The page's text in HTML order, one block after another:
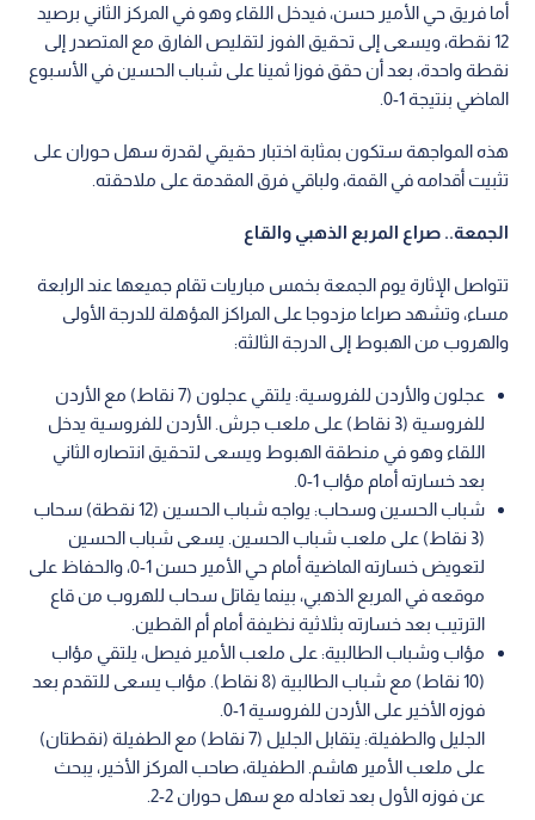
أما فريق حي الأمير حسن، فيدخل اللقاء وهو في المركز الثاني برصيد
12 نقطة، ويسعى إلى تحقيق الفوز لتقليص الفارق مع المتصدر إلى
نقطة واحدة، بعد أن حقق فوزا ثمينا على شباب الحسين في الأسبوع
الماضي بنتيجة 1-0.
هذه المواجهة ستكون بمثابة اختبار حقيقي لقدرة سهل حوران على
تثبيت أقدامه في القمة، ولباقي فرق المقدمة على ملاحقته.
الجمعة.. صراع المربع الذهبي والقاع
تتواصل الإثارة يوم الجمعة بخمس مباريات تقام جميعها عند الرابعة
مساء، وتشهد صراعا مزدوجا على المراكز المؤهلة للدرجة الأولى
والهروب من الهبوط إلى الدرجة الثالثة:
عجلون والأردن للفروسية: يلتقي عجلون (7 نقاط) مع الأردن
للفروسية (3 نقاط) على ملعب جرش. الأردن للفروسية يدخل
اللقاء وهو في منطقة الهبوط ويسعى لتحقيق انتصاره الثاني
بعد خسارته أمام مؤاب 1-0.
شباب الحسين وسحاب: يواجه شباب الحسين (12 نقطة) سحاب
(3 نقاط) على ملعب شباب الحسين. يسعى شباب الحسين
لتعويض خسارته الماضية أمام حي الأمير حسن 1-0، والحفاظ على
موقعه في المربع الذهبي، بينما يقاتل سحاب للهروب من قاع
الترتيب بعد خسارته بثلاثية نظيفة أمام أم القطين.
مؤاب وشباب الطالبية: على ملعب الأمير فيصل، يلتقي مؤاب
(10 نقاط) مع شباب الطالبية (8 نقاط). مؤاب يسعى للتقدم بعد
فوزه الأخير على الأردن للفروسية 1-0.
الجليل والطفيلة: يتقابل الجليل (7 نقاط) مع الطفيلة (نقطتان)
على ملعب الأمير هاشم. الطفيلة، صاحب المركز الأخير، يبحث
عن فوزه الأول بعد تعادله مع سهل حوران 2-2.